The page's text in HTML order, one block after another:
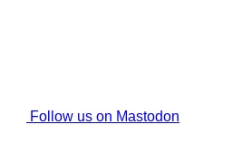
Follow us on Mastodon